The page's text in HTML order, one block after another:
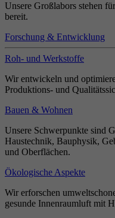
Unsere Großlabors stehen
bereit.
Forschung & Entwicklung
Roh- und Werkstoffe
Wir entwickeln und
Produktions- und
Bauen & Wohnen
Unsere Schwerpunkte sind
Haustechnik, Bauphysik,
und Oberflächen.
Ökologische Aspekte
Wir erforschen
gesunde Innenraumluft mit